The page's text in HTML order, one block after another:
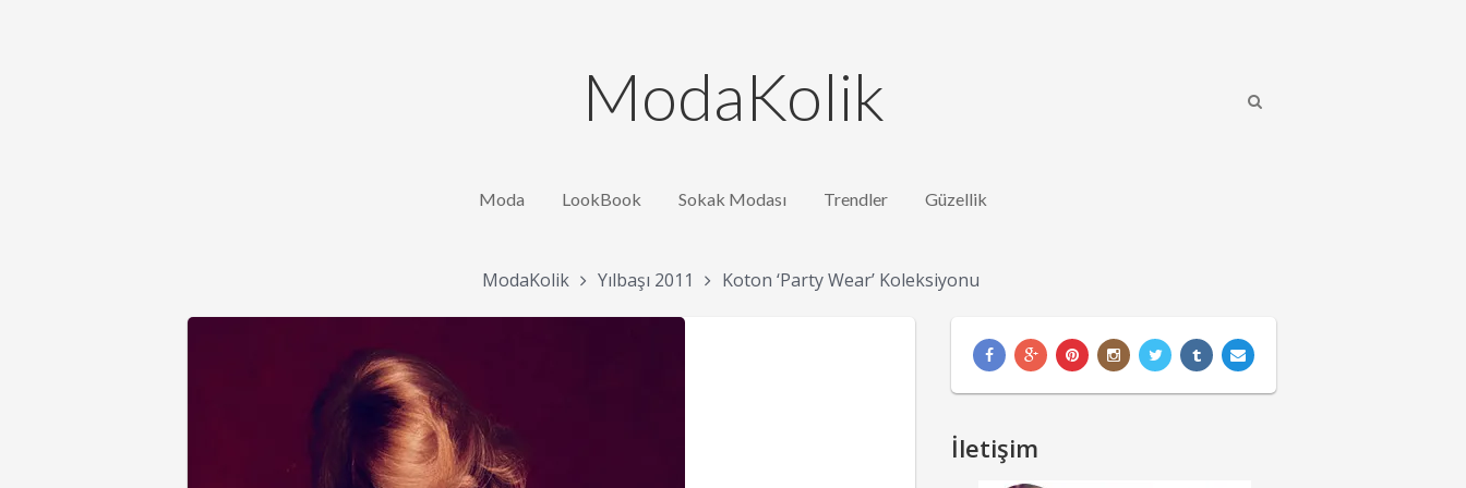
ModaKolik
Moda LookBook Sokak Modası Trendler Güzellik
ModaKolik Yılbaşı 2011 Koton ‘Party Wear’ Koleksiyonu
İletişim